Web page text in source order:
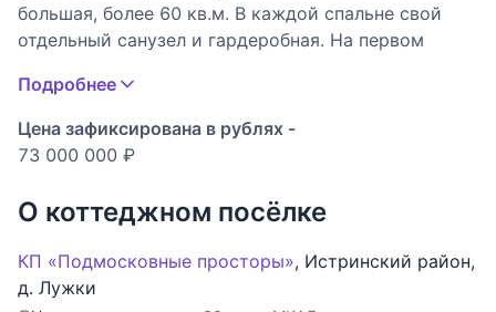
большая, более 60 кв.м. В каждой спальне свой
отдельный санузел и гардеробная. На первом
кабинет. Строился для себя, использовались
качественные материалы. Есть теплые полы и
вывод под кондиционеры. На полу паркетная
теплый гараж и постирочная, из кухни вход в
черновую кухню/склад. Дом полностью
меблирован и готов к проживанию.
УЧАСТОК: Назначение земли: Земли населенных
Подробнее
Цена зафиксирована в рублях -
73 000 000 ₽
О коттеджном посёлке
КП «Подмосковные просторы», Истринский район,
д. Лужки